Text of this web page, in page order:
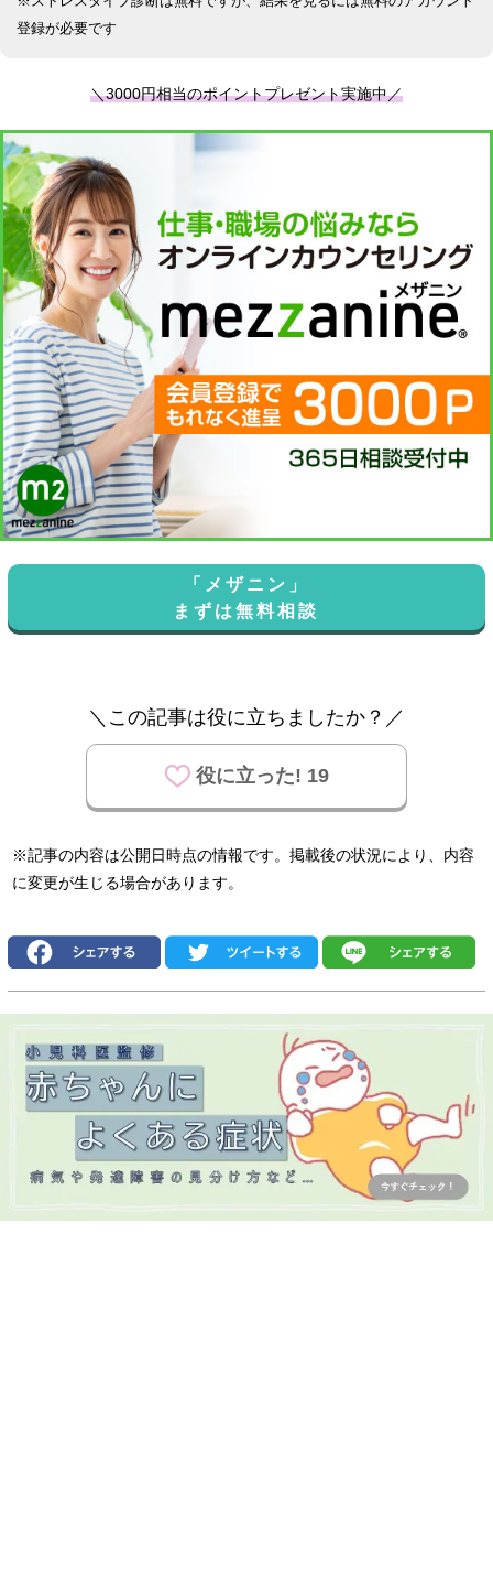
登録が必要です
＼3000円相当のポイントプレゼント実施中／
「メザニン」
まずは無料相談
＼この記事は役に立ちましたか？／
役に立った! 19
※記事の内容は公開日時点の情報です。掲載後の状況により、内容
に変更が生じる場合があります。